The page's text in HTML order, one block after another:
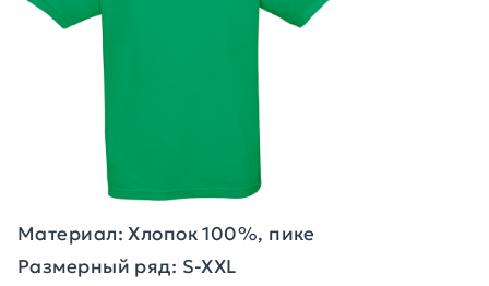
Материал: Хлопок 100%, пике
Размерный ряд: S-XXL